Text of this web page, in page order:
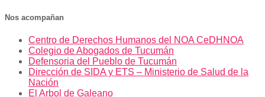
Nos acompañan
Centro de Derechos Humanos del NOA CeDHNOA
Colegio de Abogados de Tucumán
Defensoria del Pueblo de Tucumán
Dirección de SIDA y ETS – Ministerio de Salud de la
Nación
El Arbol de Galeano